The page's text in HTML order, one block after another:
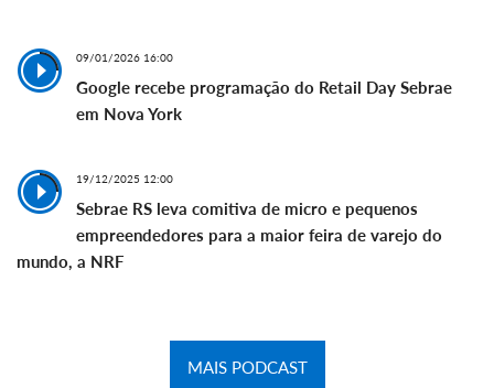
09/01/2026 16:00
Google recebe programação do Retail Day Sebrae
em Nova York
19/12/2025 12:00
Sebrae RS leva comitiva de micro e pequenos
empreendedores para a maior feira de varejo do
mundo, a NRF
MAIS PODCAST